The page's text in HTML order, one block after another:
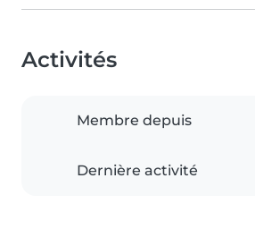
Activités
Membre depuis
Dernière activité